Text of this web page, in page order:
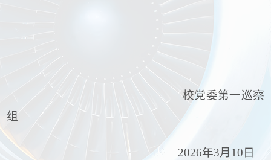
校党委第一巡察
组
2026年3月10日